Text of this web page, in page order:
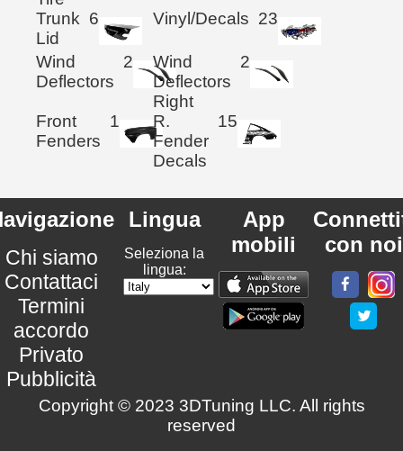
Trunk
Lid
6 Vinyl/Decals 23
Wind
Deflectors
2
Wind
Deflectors
Right
2
Front
Fenders
1
R.
Fender
Decals
15
Chi siamo
Contattaci
Termini
accordo
Privato
Pubblicità
Lingua
Seleziona la
lingua:
App
mobili
con noi
Copyright © 2023 3DTuning LLC. All rights
reserved